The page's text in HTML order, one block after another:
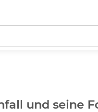
und seine